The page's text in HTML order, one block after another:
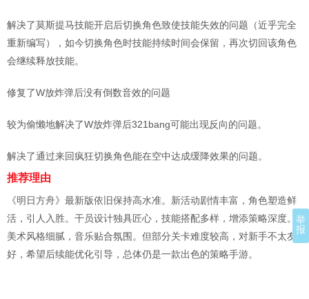
解决了莫斯提马技能开启后切换角色致使技能失效的问题（近乎完全
重新编写），如今切换角色时技能持续时间会保留，再次切回该角色
会继续释放技能。
修复了W放炸弹后没有倒数音效的问题
较为偷懒地解决了W放炸弹后321bang可能出现反向的问题。
解决了通过来回疯狂切换角色能在空中达成缓降效果的问题。
推荐理由
《明日方舟》最新版依旧保持高水准。新活动剧情丰富，角色塑造鲜
活，引人入胜。干员设计独具匠心，技能搭配多样，增添策略深度。
美术风格细腻，音乐贴合氛围。但部分关卡难度较高，对新手不太友
好，希望后续能优化引导，总体仍是一款出色的策略手游。
举
报